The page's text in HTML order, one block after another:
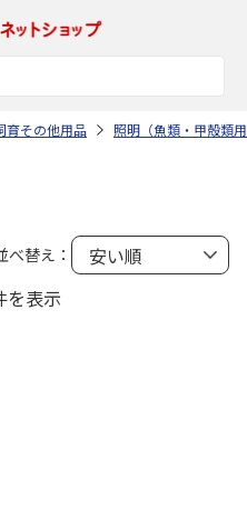
育その他用品 照明（魚類・甲殻類
べ替え：
を表示